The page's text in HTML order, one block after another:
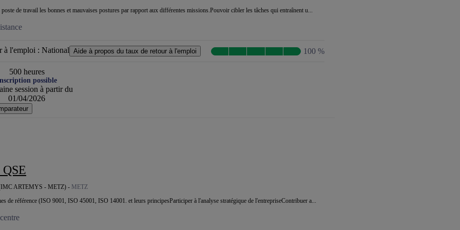
de travail les bonnes et mauvaises postures par rapport aux différentes missions.Pouvoir cibler les tâches qui entraînent u...
à l'emploi : National Aide à propos du taux de retour à l'emploi 100 %
500 heures
possible
session à partir du
01/04/2026
QSE
ARTEMYS - METZ) - METZ
de référence (ISO 9001, ISO 45001, ISO 14001. et leurs principesParticiper à l'analyse stratégique de l'entrepriseContribuer a...